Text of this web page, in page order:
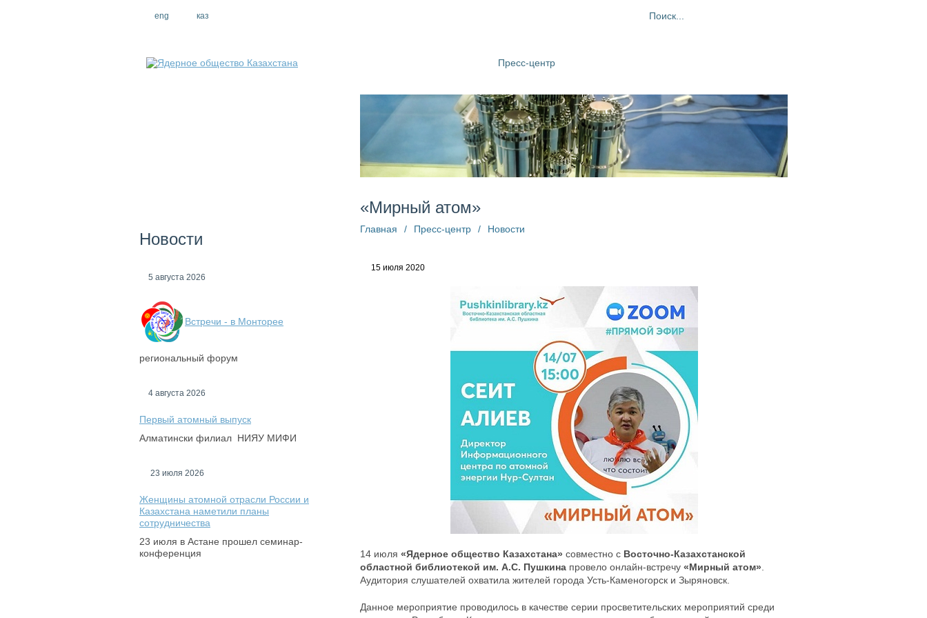
eng каз
Новости
5 августа 2026
Встречи - в Монторее
региональный форум
4 августа 2026
Первый атомный выпуск
Алматински филиал НИЯУ МИФИ
23 июля 2026
Женщины атомной отрасли России и
Казахстана наметили планы
сотрудничества
23 июля в Астане прошел семинар-
конференция
Пресс-центр
«Мирный атом»
Главная / Пресс-центр / Новости
15 июля 2020
14 июля «Ядерное общество Казахстана» совместно с Восточно-Казахстанской
областной библиотекой им. А.С. Пушкина провело онлайн-встречу «Мирный атом»
Аудитория слушателей охватила жителей города Усть-Каменогорск и Зыряновск.
Данное мероприятие проводилось в качестве серии просветительских мероприятий среди